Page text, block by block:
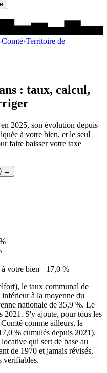
›Territoire de
: taux, calcul,
2025, son évolution depuis
à votre bien, et le seul
faire baisser votre taxe
→
votre bien +17,0 %
le taux communal de
à la moyenne du
nationale de 35,9 %. Le
2021. S'y ajoute, pour tous les
comme ailleurs, la
% cumulés depuis 2021).
qui sert de base au
de 1970 et jamais révisés,
vérifiables.